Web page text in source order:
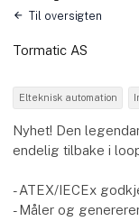
Til oversigten
Tormatic AS
Elteknisk automation
Nyhet! Den
endelig tilbake i
- ATEX/IECEx
- Måler og